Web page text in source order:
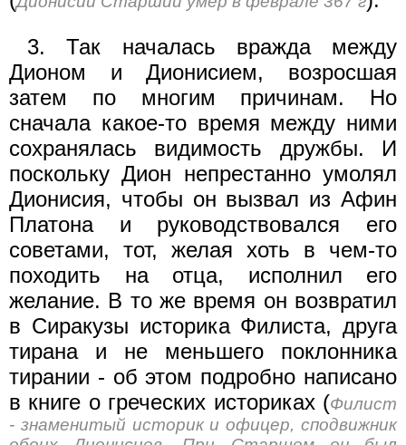
3. Так началась вражда между
Дионом и Дионисием, возросшая
затем по многим причинам. Но
сначала какое-то время между ними
сохранялась видимость дружбы. И
поскольку Дион непре­станно умолял
Дионисия, чтобы он вызвал из Афин
Платона и руководствовался его
советами, тот, желая хоть в чем-то
походить на отца, исполнил его
желание. В то же время он возвратил
в Сиракузы историка Филиста, друга
тирана и не меньшего поклон­ника
тирании - об этом подробно написано
в книге о греческих историках (Филист
- знаменитый историк и офицер, сподвижник